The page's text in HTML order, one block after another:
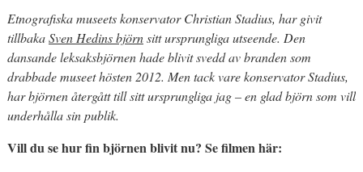
Etnografiska museets konservator Christian Stadius, har givit
tillbakaSven Hedins björnsitt ursprungliga utseende. Den
dansande leksaksbjörnen hade blivit svedd av branden som
drabbade museet hösten 2012. Men tack vare konservator Stadius,
har björnen återgått till sitt ursprungliga jag – en glad björn som vill
underhålla sin publik.
Vill du se hur fin björnen blivit nu? Se filmen här: